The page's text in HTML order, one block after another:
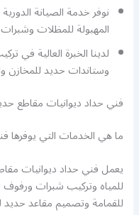
نوفر خدمة الصيانة
المهبولة للمظلات
لدينا الخبرة العالية
وستاندات حديد للمخازن
فني حداد ديوانيات مقاطع
ما هي الخدمات التي يوفرها
يعمل فني حداد ديوانيات
للمياه وتركيب شبرات
للقمامة وتصميم مقاعد حديد